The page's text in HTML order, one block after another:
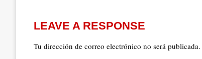
LEAVE A RESPONSE
Tu dirección de correo electrónico no será publicada.